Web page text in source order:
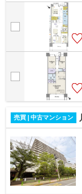
20:00（コンシェルジュ
売買 | 中古マンション